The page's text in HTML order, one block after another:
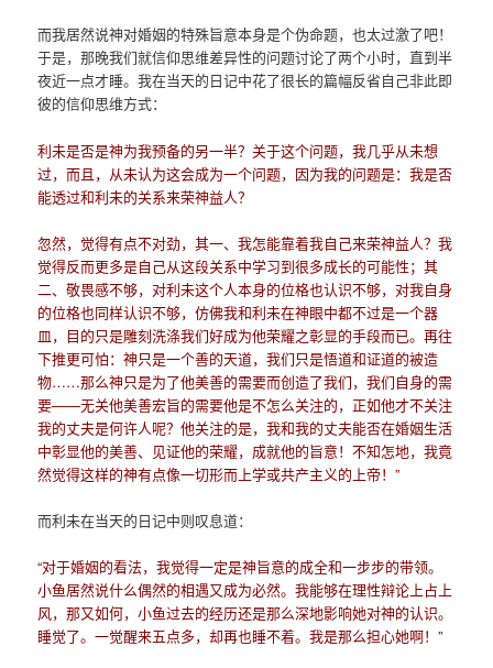
而我居然说神对婚姻的特殊旨意本身是个伪命题，也太过激了吧！
于是，那晚我们就信仰思维差异性的问题讨论了两个小时，直到半
夜近一点才睡。我在当天的日记中花了很长的篇幅反省自己非此即
彼的信仰思维方式：
利未是否是神为我预备的另一半？关于这个问题，我几乎从未想
过，而且，从未认为这会成为一个问题，因为我的问题是：我是否
能透过和利未的关系来荣神益人？
忽然，觉得有点不对劲，其一、我怎能靠着我自己来荣神益人？我
觉得反而更多是自己从这段关系中学习到很多成长的可能性；其
二、敬畏感不够，对利未这个人本身的位格也认识不够，对我自身
的位格也同样认识不够，仿佛我和利未在神眼中都不过是一个器
皿，目的只是雕刻洗涤我们好成为他荣耀之彰显的手段而已。再往
下推更可怕：神只是一个善的天道，我们只是悟道和证道的被造
物……那么神只是为了他美善的需要而创造了我们，我们自身的需
要——无关他美善宏旨的需要他是不怎么关注的，正如他才不关注
我的丈夫是何许人呢？他关注的是，我和我的丈夫能否在婚姻生活
中彰显他的美善、见证他的荣耀，成就他的旨意！不知怎地，我竟
然觉得这样的神有点像一切形而上学或共产主义的上帝！”
而利未在当天的日记中则叹息道：
“对于婚姻的看法，我觉得一定是神旨意的成全和一步步的带领。
小鱼居然说什么偶然的相遇又成为必然。我能够在理性辩论上占上
风，那又如何，小鱼过去的经历还是那么深地影响她对神的认识。
睡觉了。一觉醒来五点多，却再也睡不着。我是那么担心她啊！”